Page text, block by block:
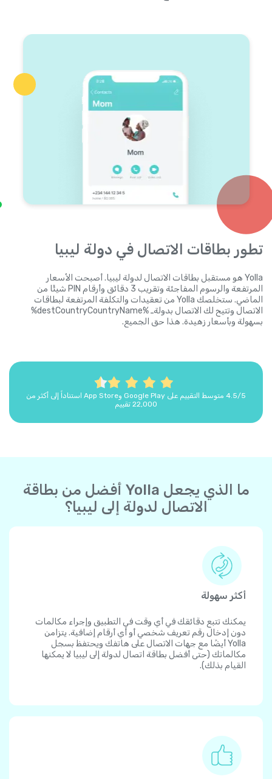
تطور بطاقات الاتصال في دولة ليبيا
Yolla هو مستقبل بطاقات الاتصال لدولة ليبيا. أصبحت الأسعار
المرتفعة والرسوم المفاجئة وتقريب 3 دقائق وأرقام PIN شيئًا من
الماضي. ستخلصك Yolla من تعقيدات والتكلفة المرتفعة لبطاقات
الاتصال وتتيح لك الاتصال بدولةـ %destCountryCountryName%
بسهولة وبأسعار زهيدة. هذا حق الجميع.
4.5/5 متوسط التقييم على Google Play وApp Store استناداً إلى أكثر من
22,000 تقييم
ما الذي يجعل Yolla أفضل من بطاقة
الاتصال لدولة إلى ليبيا؟
أكثر سهولة
يمكنك تتبع دقائقك في أي وقت في التطبيق وإجراء مكالمات
دون إدخال رقم تعريف شخصي أو أي أرقام إضافية. يتزامن
Yolla أيضًا مع جهات الاتصال على هاتفك ويحتفظ بسجل
مكالماتك (حتى أفضل بطاقة اتصال لدولة إلى ليبيا لا يمكنها
القيام بذلك).